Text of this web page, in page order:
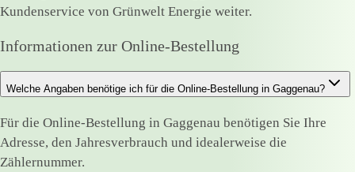
Kundenservice von Grünwelt Energie weiter.
Informationen zur Online-Bestellung
Welche Angaben benötige ich für die Online-Bestellung in Gaggenau?
Für die Online-Bestellung in Gaggenau benötigen Sie Ihre
Adresse, den Jahresverbrauch und idealerweise die
Zählernummer.